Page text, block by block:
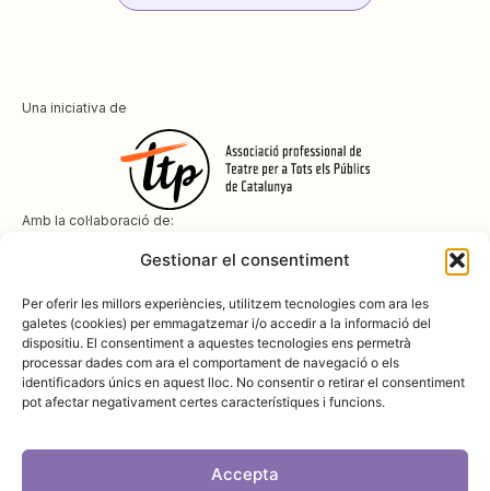
Gestionar el consentiment
Per oferir les millors experiències, utilitzem tecnologies com ara les
galetes (cookies) per emmagatzemar i/o accedir a la informació del
dispositiu. El consentiment a aquestes tecnologies ens permetrà
processar dades com ara el comportament de navegació o els
identificadors únics en aquest lloc. No consentir o retirar el consentiment
pot afectar negativament certes característiques i funcions.
Accepta
Una iniciativa de
Amb la col·laboració de:
Amb el suport de